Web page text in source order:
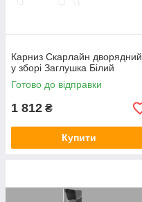
Карниз Скарлайн дворядний
у зборі Заглушка Білий
Готово до відправки
1 812 ₴
Купити